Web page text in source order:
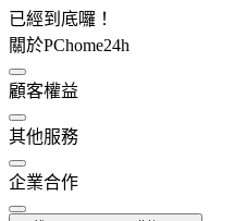
已經到底囉！
關於PChome24h
顧客權益
其他服務
企業合作